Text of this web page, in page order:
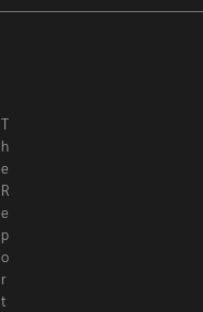
T
h
e
R
e
p
o
r
t